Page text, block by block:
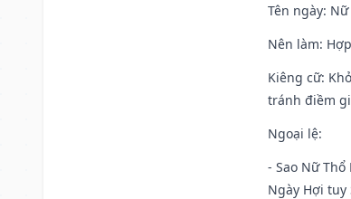
Tên ngày:
Nên làm:
Kiêng cữ:
tránh điềm
Ngoại lệ:
- Sao Nữ
Ngày Hợi